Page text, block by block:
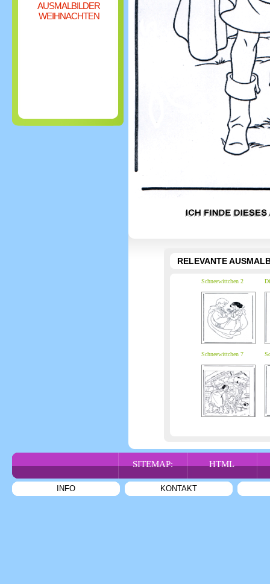
AUSMALBILDER
WEIHNACHTEN
RELEVANTE
Schneewittchen 2
Schneewittchen 7
SITEMAP: HTML
INFO KONTAKT